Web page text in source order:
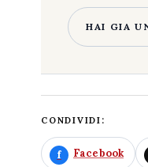
HAI GIA
CONDIVIDI:
Facebook